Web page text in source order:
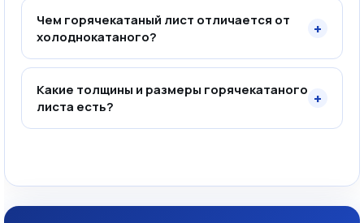
Чем горячекатаный лист отличается от
холоднокатаного?
+
Какие толщины и размеры горячекатаного
листа есть?
+